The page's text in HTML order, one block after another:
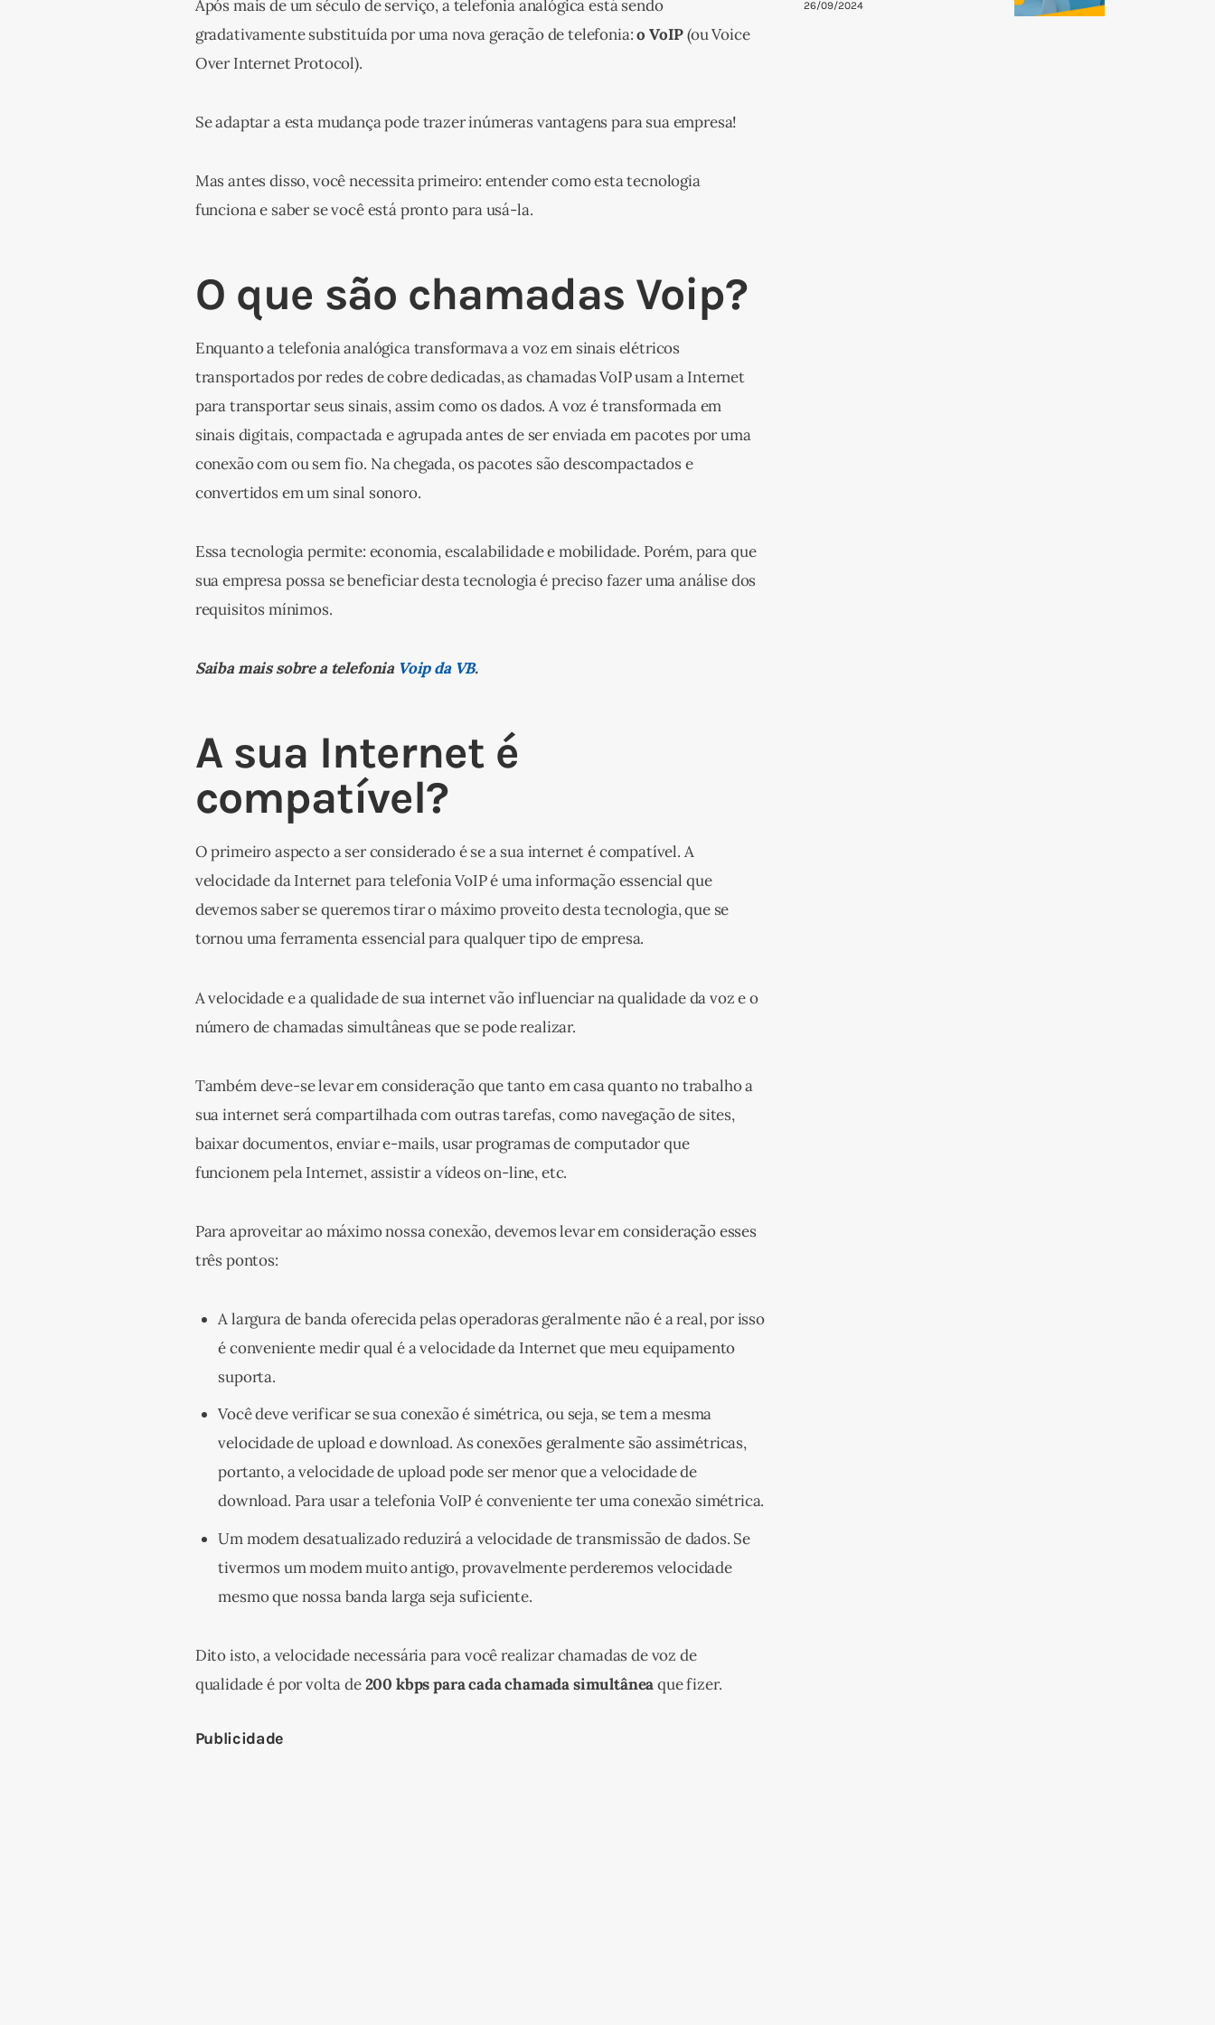
Após mais de um século de serviço, a telefonia analógica está sendo
gradativamente substituída por uma nova geração de telefonia: o VoIP (ou Voice
Over Internet Protocol).
Se adaptar a esta mudança pode trazer inúmeras vantagens para sua empresa!
Mas antes disso, você necessita primeiro: entender como esta tecnologia
funciona e saber se você está pronto para usá-la.
O que são chamadas Voip?
Enquanto a telefonia analógica transformava a voz em sinais elétricos
transportados por redes de cobre dedicadas, as chamadas VoIP usam a Internet
para transportar seus sinais, assim como os dados. A voz é transformada em
sinais digitais, compactada e agrupada antes de ser enviada em pacotes por uma
conexão com ou sem fio. Na chegada, os pacotes são descompactados e
convertidos em um sinal sonoro.
Essa tecnologia permite: economia, escalabilidade e mobilidade. Porém, para que
sua empresa possa se beneficiar desta tecnologia é preciso fazer uma análise dos
requisitos mínimos.
Saiba mais sobre a telefonia Voip da VB.
A sua Internet é
compatível?
O primeiro aspecto a ser considerado é se a sua internet é compatível. A
velocidade da Internet para telefonia VoIP é uma informação essencial que
devemos saber se queremos tirar o máximo proveito desta tecnologia, que se
tornou uma ferramenta essencial para qualquer tipo de empresa.
A velocidade e a qualidade de sua internet vão influenciar na qualidade da voz e o
número de chamadas simultâneas que se pode realizar.
Também deve-se levar em consideração que tanto em casa quanto no trabalho a
sua internet será compartilhada com outras tarefas, como navegação de sites,
baixar documentos, enviar e-mails, usar programas de computador que
funcionem pela Internet, assistir a vídeos on-line, etc.
Para aproveitar ao máximo nossa conexão, devemos levar em consideração esses
três pontos:
A largura de banda oferecida pelas operadoras geralmente não é a real, por isso
é conveniente medir qual é a velocidade da Internet que meu equipamento
suporta.
Você deve verificar se sua conexão é simétrica, ou seja, se tem a mesma
velocidade de upload e download. As conexões geralmente são assimétricas,
portanto, a velocidade de upload pode ser menor que a velocidade de
download. Para usar a telefonia VoIP é conveniente ter uma conexão simétrica.
Um modem desatualizado reduzirá a velocidade de transmissão de dados. Se
tivermos um modem muito antigo, provavelmente perderemos velocidade
mesmo que nossa banda larga seja suficiente.
Dito isto, a velocidade necessária para você realizar chamadas de voz de
qualidade é por volta de 200 kbps para cada chamada simultânea que fizer.
Publicidade
26/09/2024